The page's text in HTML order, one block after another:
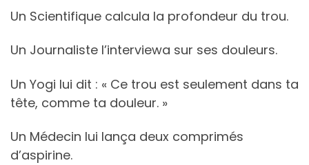
Un Scientifique calcula la profondeur du trou.
Un Journaliste l’interviewa sur ses douleurs.
Un Yogi lui dit : « Ce trou est seulement dans ta
tête, comme ta douleur. »
Un Médecin lui lança deux comprimés
d’aspirine.